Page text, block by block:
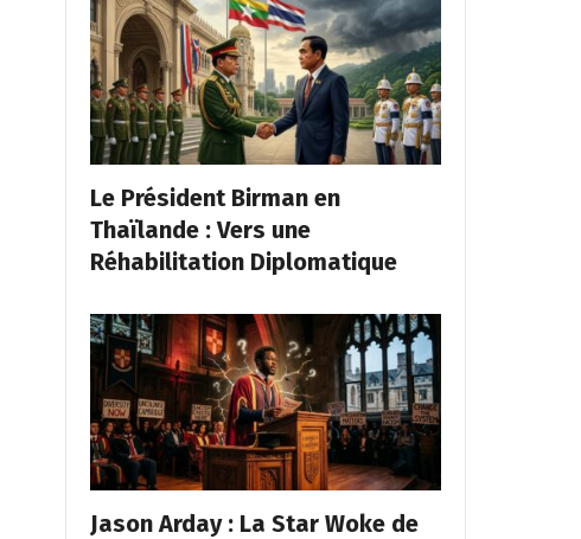
Le Président Birman en
Thaïlande : Vers une
Réhabilitation Diplomatique
Jason Arday : La Star Woke de